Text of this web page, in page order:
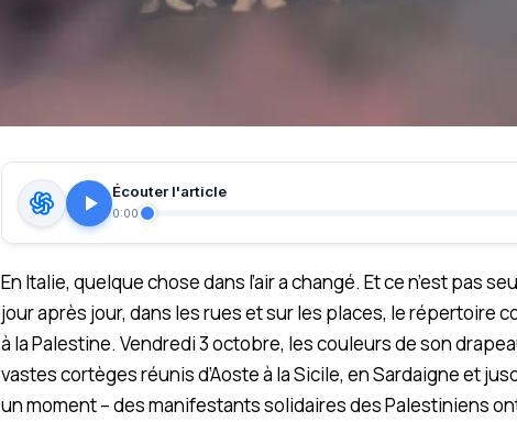
Écouter l'article
0:00
En Italie, quelque chose dans l’air a changé. Et ce n’est pas
jour après jour, dans les rues et sur les places, le répertoire
à la Palestine. Vendredi 3 octobre, les couleurs de son
vastes cortèges réunis d’Aoste à la Sicile, en Sardaigne et
un moment – des manifestants solidaires des Palestiniens